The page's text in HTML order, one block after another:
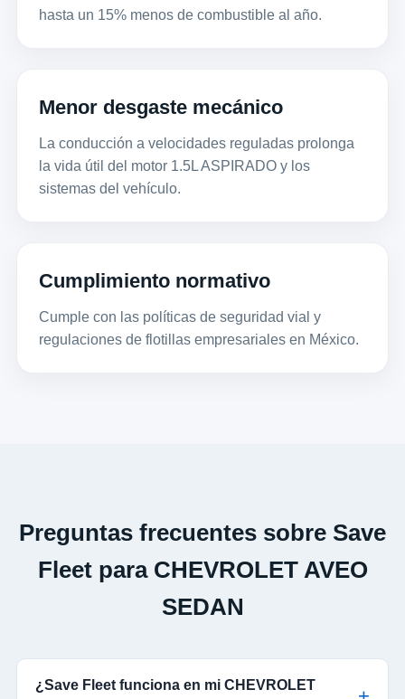
hasta un 15% menos de combustible al año.
Menor desgaste mecánico
La conducción a velocidades reguladas prolonga
la vida útil del motor 1.5L ASPIRADO y los
sistemas del vehículo.
Cumplimiento normativo
Cumple con las políticas de seguridad vial y
regulaciones de flotillas empresariales en México.
Preguntas frecuentes sobre Save
Fleet para CHEVROLET AVEO
SEDAN
¿Save Fleet funciona en mi CHEVROLET